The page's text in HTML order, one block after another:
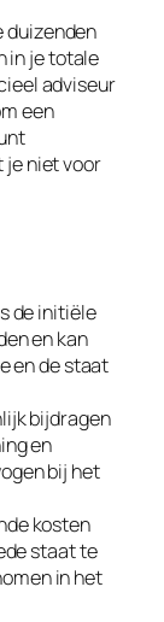
duizenden
in je totale
adviseur
een
je niet voor
de initiële
en kan
en de staat
bijdragen
en
bij het
kosten
staat te
in het